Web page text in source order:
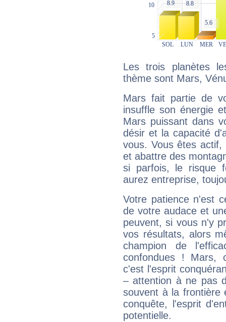
Les trois planètes
thème sont Mars,
Mars fait partie de
insuffle son énergie
Mars puissant dans
désir et la capacité
vous. Vous êtes
et abattre des
si parfois, le risque
aurez entreprise,
Votre patience n'est
de votre audace et
peuvent, si vous n'y
vos résultats, alors
champion de
confondues ! Mars,
c'est l'esprit
– attention à ne pas
souvent à la frontière
conquête, l'esprit
potentielle.